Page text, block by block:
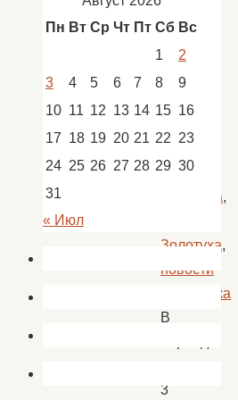
Акции
к
мая
новости
Батаевка,
Золотуха,
новости
Пироговка
В
3
Пн Вт Ср Чт Пт Сб Вс
1
2
3
4 5 6 7 8
9
10 11 12 13 14 15 16
17 18 19 20 21 22 23
24 25 26 27 28 29 30
31
« Июл